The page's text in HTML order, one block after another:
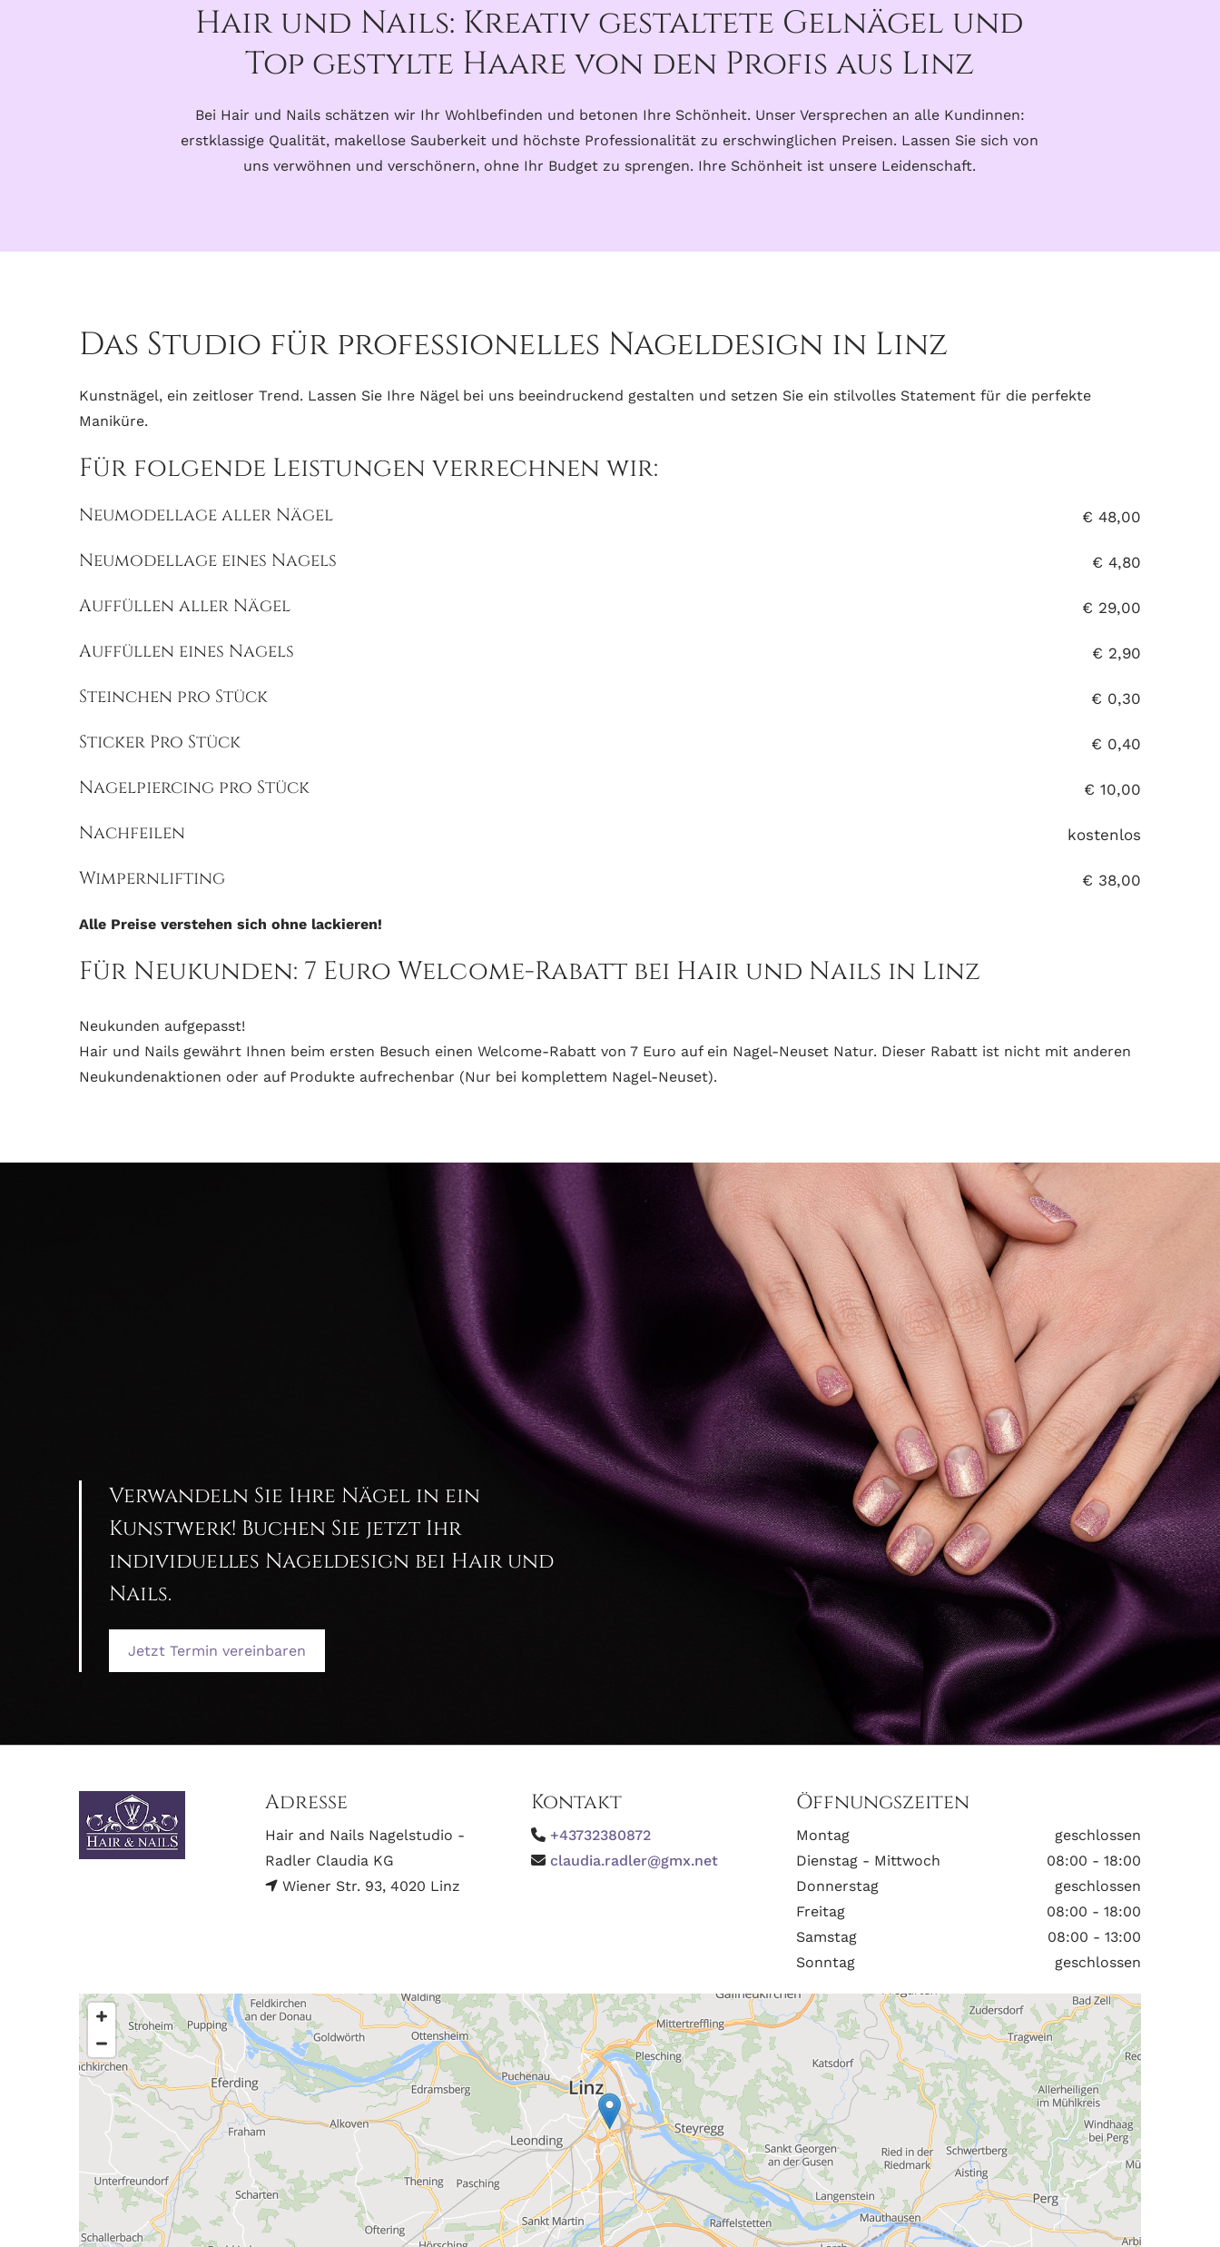
Hair und Nails: Kreativ gestaltete Gelnägel und
Top gestylte Haare von den Profis aus Linz
Bei Hair und Nails schätzen wir Ihr Wohlbefinden und betonen Ihre Schönheit. Unser Versprechen an alle Kundinnen:
erstklassige Qualität, makellose Sauberkeit und höchste Professionalität zu erschwinglichen Preisen. Lassen Sie sich von
uns verwöhnen und verschönern, ohne Ihr Budget zu sprengen. Ihre Schönheit ist unsere Leidenschaft.
Das Studio für professionelles Nageldesign in Linz
Kunstnägel, ein zeitloser Trend. Lassen Sie Ihre Nägel bei uns beeindruckend gestalten und setzen Sie ein stilvolles Statement für die perfekte
Maniküre.
Für folgende Leistungen verrechnen wir:
Neumodellage aller Nägel € 48,00
Neumodellage eines Nagels € 4,80
Auffüllen aller Nägel € 29,00
Auffüllen eines Nagels € 2,90
Steinchen pro Stück € 0,30
Sticker Pro Stück € 0,40
Nagelpiercing pro Stück € 10,00
Nachfeilen kostenlos
Wimpernlifting € 38,00
Alle Preise verstehen sich ohne lackieren!
Für Neukunden: 7 Euro Welcome-Rabatt bei Hair und Nails in Linz
Neukunden aufgepasst!
Hair und Nails gewährt Ihnen beim ersten Besuch einen Welcome-Rabatt von 7 Euro auf ein Nagel-Neuset Natur. Dieser Rabatt ist nicht mit anderen
Neukundenaktionen oder auf Produkte aufrechenbar (Nur bei komplettem Nagel-Neuset).
Verwandeln Sie Ihre Nägel in ein
Kunstwerk! Buchen Sie jetzt Ihr
individuelles Nageldesign bei Hair und
Nails.
Jetzt Termin vereinbaren
Adresse
Hair and Nails Nagelstudio -
Radler Claudia KG
 Wiener Str. 93, 4020 Linz
Kontakt
 +43732380872
 claudia.radler@gmx.net
Öffnungszeiten
Montag
geschlossen
Dienstag - Mittwoch
08:00 - 18:00
Donnerstag
geschlossen
Freitag
08:00 - 18:00
Samstag
08:00 - 13:00
Sonntag
geschlossen